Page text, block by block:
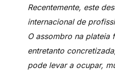
Recentemente, este
internacional de
O assombro na
entretanto
pode levar a ocupar,